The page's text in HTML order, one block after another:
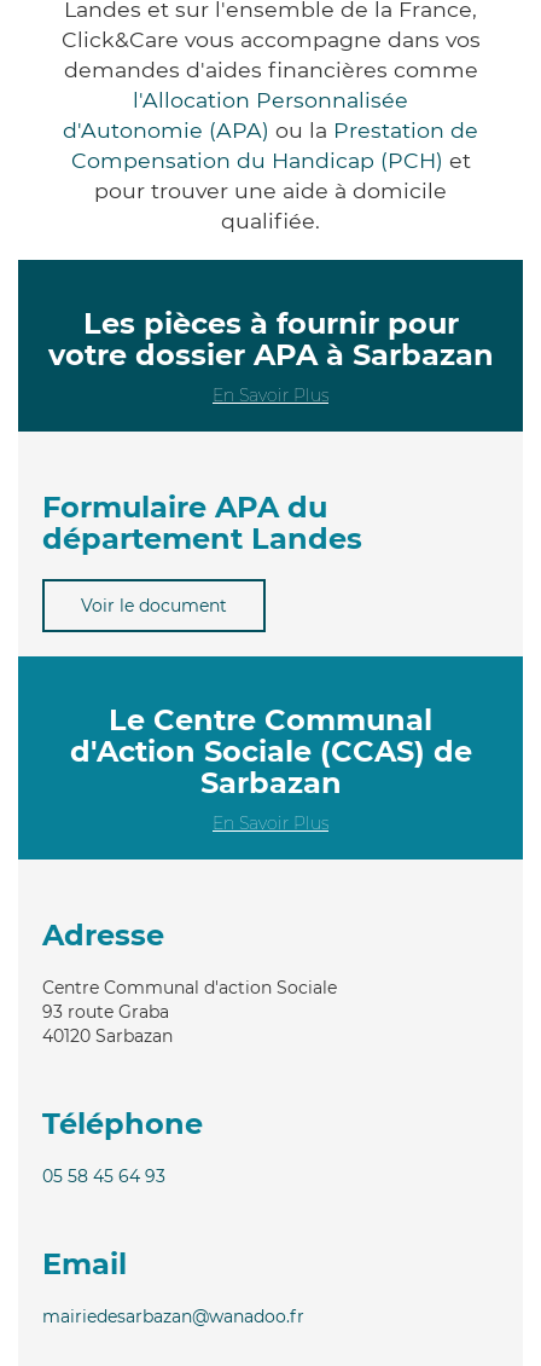
Landes et sur l'ensemble de la France,
Click&Care vous accompagne dans vos
demandes d'aides financières comme
l'Allocation Personnalisée
d'Autonomie (APA) ou la Prestation de
Compensation du Handicap (PCH) et
pour trouver une aide à domicile
qualifiée.
Les pièces à fournir pour
votre dossier APA à Sarbazan
En Savoir Plus
Formulaire APA du
département Landes
Voir le document
Le Centre Communal
d'Action Sociale (CCAS) de
Sarbazan
En Savoir Plus
Adresse
Centre Communal d'action Sociale
93 route Graba
40120 Sarbazan
Téléphone
05 58 45 64 93
Email
mairiedesarbazan@wanadoo.fr